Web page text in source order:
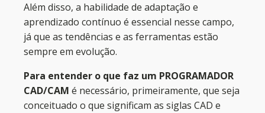
Além disso, a habilidade de adaptação e
aprendizado contínuo é essencial nesse campo,
já que as tendências e as ferramentas estão
sempre em evolução.
Para entender o que faz um PROGRAMADOR
CAD/CAM é necessário, primeiramente, que seja
conceituado o que significam as siglas CAD e